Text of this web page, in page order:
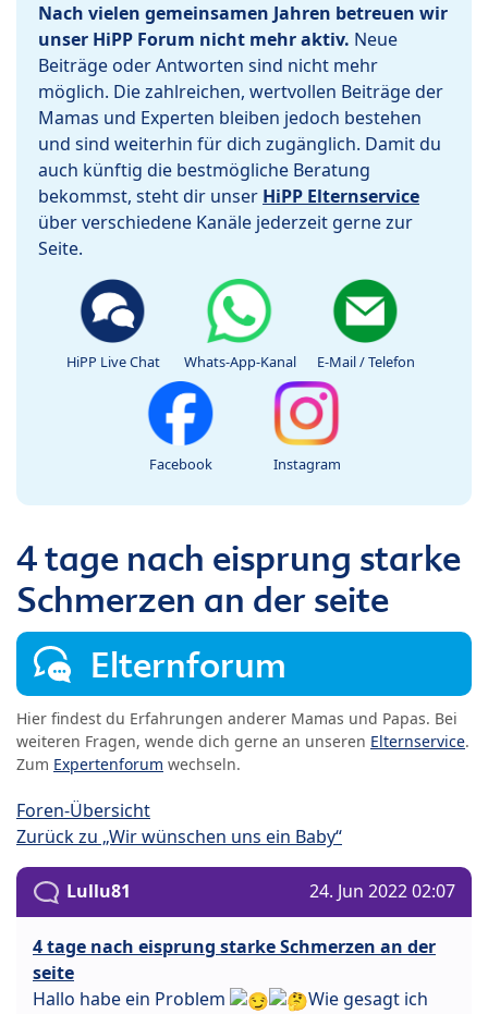
Nach vielen gemeinsamen Jahren betreuen wir
unser HiPP Forum nicht mehr aktiv. Neue
Beiträge oder Antworten sind nicht mehr
möglich. Die zahlreichen, wertvollen Beiträge der
Mamas und Experten bleiben jedoch bestehen
und sind weiterhin für dich zugänglich. Damit du
auch künftig die bestmögliche Beratung
bekommst, steht dir unser HiPP Elternservice
über verschiedene Kanäle jederzeit gerne zur
Seite.
HiPP Live Chat Whats-App-Kanal E-Mail / Telefon
Facebook Instagram
4 tage nach eisprung starke
Schmerzen an der seite
Elternforum
Hier findest du Erfahrungen anderer Mamas und Papas. Bei
weiteren Fragen, wende dich gerne an unseren Elternservice.
Zum Expertenforum wechseln.
Foren-Übersicht
Zurück zu „Wir wünschen uns ein Baby“
Lullu81 24. Jun 2022 02:07
4 tage nach eisprung starke Schmerzen an der
seite
Hallo habe ein Problem
Wie gesagt ich